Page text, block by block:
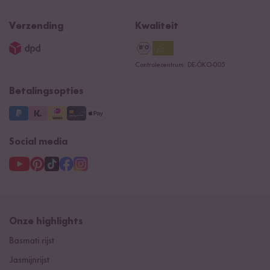
Reishunger lexicon
Contacteer ons
Privacy
Impressum
Verzending
Kwaliteit
Controlecentrum: DE-ÖKO-005
Betalingsopties
Social media
Onze highlights
Basmati rijst
Jasmijnrijst